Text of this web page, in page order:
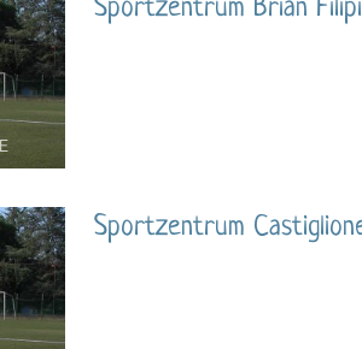
Sportzentrum Brian Filipi
Sportzentrum